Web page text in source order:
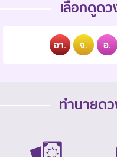
เลือกดูด
อา. จ. อ.
ทำนายดว